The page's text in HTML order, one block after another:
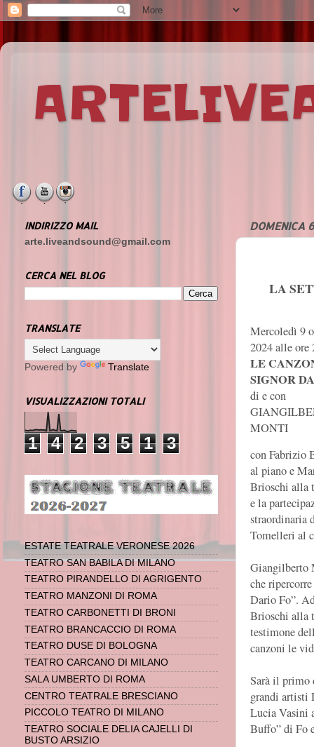
DOMENICA
LA
Mercoledì 9
2024 alle ore
LE
SIGNOR
di e con
MONTI
con Fabrizio
al piano e
Brioschi alla
e la
straordinaria
Tomelleri al
Giangilberto
che
Dario Fo”.
Brioschi alla
testimone
canzoni le
Sarà il primo
grandi artisti
Lucia Vasini
Buffo” di Fo
INDIRIZZO MAIL
arte.liveandsound@gmail.com
CERCA NEL BLOG
TRANSLATE
Powered by Translate
VISUALIZZAZIONI TOTALI
1 4 2 3 5 1 3
ESTATE TEATRALE VERONESE 2026
TEATRO SAN BABILA DI MILANO
TEATRO PIRANDELLO DI AGRIGENTO
TEATRO MANZONI DI ROMA
TEATRO CARBONETTI DI BRONI
TEATRO BRANCACCIO DI ROMA
TEATRO DUSE DI BOLOGNA
TEATRO CARCANO DI MILANO
SALA UMBERTO DI ROMA
CENTRO TEATRALE BRESCIANO
PICCOLO TEATRO DI MILANO
TEATRO SOCIALE DELIA CAJELLI DI
BUSTO ARSIZIO